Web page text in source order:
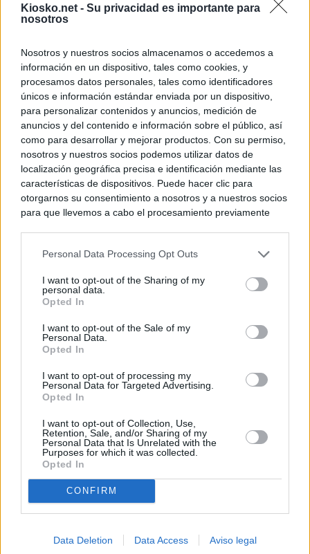
Kiosko.net - Su privacidad es importante para
nosotros
Nosotros y nuestros socios almacenamos o accedemos a
información en un dispositivo, tales como cookies, y
procesamos datos personales, tales como identificadores
únicos e información estándar enviada por un dispositivo,
para personalizar contenidos y anuncios, medición de
anuncios y del contenido e información sobre el público, así
como para desarrollar y mejorar productos. Con su permiso,
nosotros y nuestros socios podemos utilizar datos de
localización geográfica precisa e identificación mediante las
características de dispositivos. Puede hacer clic para
otorgarnos su consentimiento a nosotros y a nuestros socios
para que llevemos a cabo el procesamiento previamente
negar su consentimiento. Tenga en cuenta que algún
de su consentimiento, pero usted tiene el derecho de
rechazar tal procesamiento. Sus preferencias se aplicarán
cualquier momento entrando de nuevo en este sitio web o
visitando nuestra política de privacidad.
Personal Data Processing Opt Outs
I want to opt-out of the Sharing of my
personal data.
Opted In
I want to opt-out of the Sale of my
Personal Data.
Opted In
I want to opt-out of processing my
Personal Data for Targeted Advertising.
Opted In
I want to opt-out of Collection, Use,
Retention, Sale, and/or Sharing of my
Personal Data that Is Unrelated with the
Purposes for which it was collected.
Opted In
CONFIRM
Data Deletion Data Access Aviso legal